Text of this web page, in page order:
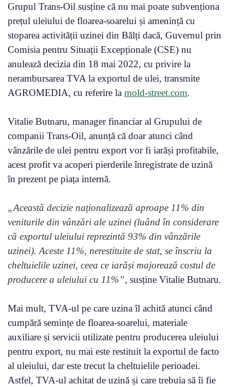
Grupul Trans-Oil susține că nu mai poate subvenționa
prețul uleiului de floarea-soarelui și amenință cu
stoparea activității uzinei din Bălți dacă, Guvernul prin
Comisia pentru Situații Excepționale (CSE) nu
anulează decizia din 18 mai 2022, cu privire la
nerambursarea TVA la exportul de ulei, transmite
AGROMEDIA, cu referire la mold-street.com.
Vitalie Butnaru, manager financiar al Grupului de
companii Trans-Oil, anunță că doar atunci când
vânzările de ulei pentru export vor fi iarăși profitabile,
acest profit va acoperi pierderile înregistrate de uzină
în prezent pe piața internă.
„Această decizie naționalizează aproape 11% din
veniturile din vânzări ale uzinei (luând în considerare
că exportul uleiului reprezintă 93% din vânzările
uzinei). Aceste 11%, nerestituite de stat, se înscriu la
cheltuielile uzinei, ceea ce iarăși majorează costul de
producere a uleiului cu 11%”, susține Vitalie Butnaru.
Mai mult, TVA-ul pe care uzina îl achită atunci când
cumpără semințe de floarea-soarelui, materiale
auxiliare și servicii utilizate pentru producerea uleiului
pentru export, nu mai este restituit la exportul de facto
al uleiului, dar este trecut la cheltuielile perioadei.
Astfel, TVA-ul achitat de uzină și care trebuia să îi fie